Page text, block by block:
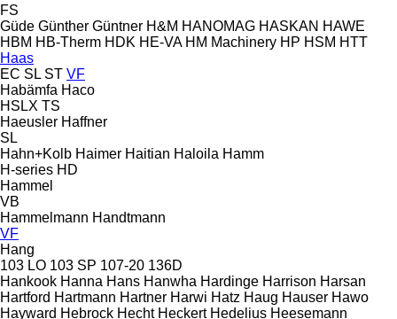
FS
Güde Günther Güntner H&M HANOMAG HASKAN HAWE
HBM HB‑Therm HDK HE-VA HM Machinery HP HSM HTT
Haas
EC SL ST VF
Habämfa Haco
HSLX TS
Haeusler Haffner
SL
Hahn+Kolb Haimer Haitian Haloila Hamm
H-series HD
Hammel
VB
Hammelmann Handtmann
VF
Hang
103 LO 103 SP 107-20 136D
Hankook Hanna Hans Hanwha Hardinge Harrison Harsan
Hartford Hartmann Hartner Harwi Hatz Haug Hauser Hawo
Hayward Hebrock Hecht Heckert Hedelius Heesemann